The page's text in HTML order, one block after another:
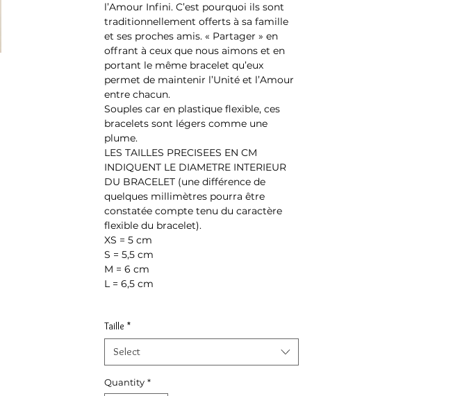
l’Amour Infini. C’est pourquoi ils sont
traditionnellement offerts à sa famille
et ses proches amis. « Partager » en
offrant à ceux que nous aimons et en
portant le même bracelet qu’eux
permet de maintenir l’Unité et l’Amour
entre chacun.
Souples car en plastique flexible, ces
bracelets sont légers comme une
plume.
LES TAILLES PRECISEES EN CM
INDIQUENT LE DIAMETRE INTERIEUR
DU BRACELET (une différence de
quelques millimètres pourra être
constatée compte tenu du caractère
flexible du bracelet).
XS = 5 cm
S = 5,5 cm
M = 6 cm
L = 6,5 cm
Taille *
Select
Quantity *